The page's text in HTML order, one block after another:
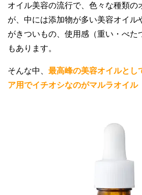
オイル美容の流行で、色々な種類の
が、中には添加物が多い美容オイル
がきついもの、使用感（重い・べた
もあります。
そんな中、 最高峰の美容オイルとし
ア用でイチオシなのがマルラオイル